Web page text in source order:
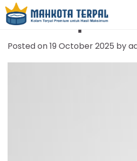
Jual Terpal
Posted on19 October 2025 by